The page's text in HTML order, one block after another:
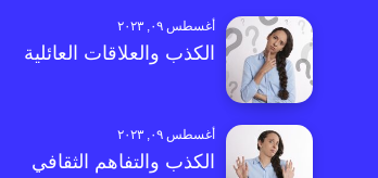
أغسطس ٠٩, ٢٠٢٣
الكذب والعلاقات العائلية
أغسطس ٠٩, ٢٠٢٣
الكذب والتفاهم الثقافي